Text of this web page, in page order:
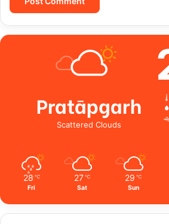
Pratāpgarh
Scattered Clouds
28 ℃
Fri
27 ℃
Sat
29 ℃
Sun